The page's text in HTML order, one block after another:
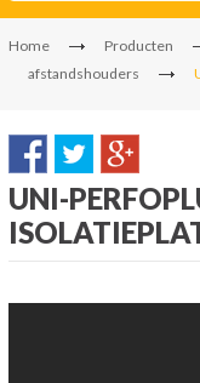
Home Producten
afstandshouders
UNI-